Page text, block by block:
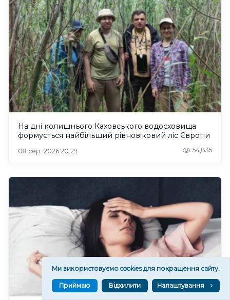
На дні колишнього Каховського водосховища
формується найбільший рівновіковий ліс Європи
08 сер. 2026 20:29 54,835
Ми використовуємо cookies для покращення сайту.
Приймаю Відхилити Налаштування